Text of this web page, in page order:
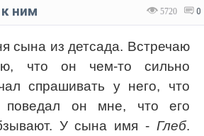
5720 0
ним
сына из детсада. Встречаю
что он чем-то сильно
спрашивать у него, что
поведал он мне, что его
У сына имя - Глеб.